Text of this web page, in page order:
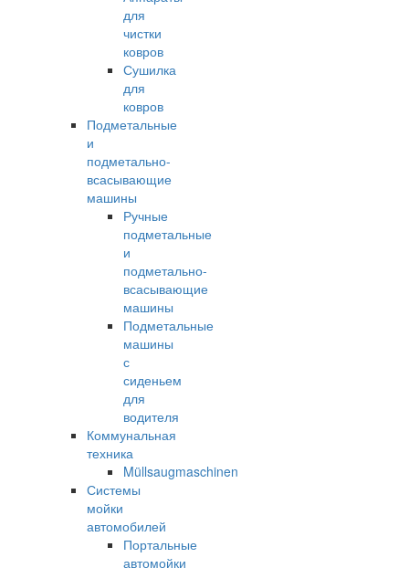
для
чистки
ковров
Сушилка
для
ковров
Подметальные
и
подметально-
всасывающие
машины
Ручные
подметальные
и
подметально-
всасывающие
машины
Подметальные
машины
с
сиденьем
для
водителя
Коммунальная
техника
Müllsaugmaschinen
Системы
мойки
автомобилей
Портальные
автомойки